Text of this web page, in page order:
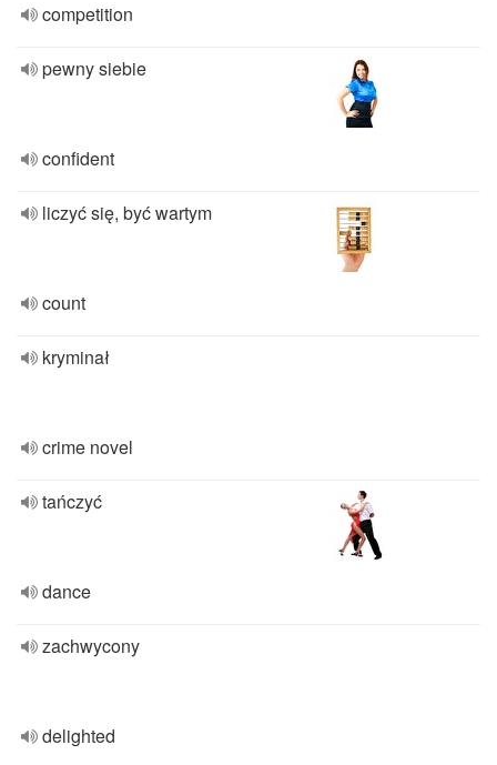
competition
pewny siebie
confident
liczyć się, być wartym
count
kryminał
crime novel
tańczyć
dance
zachwycony
delighted